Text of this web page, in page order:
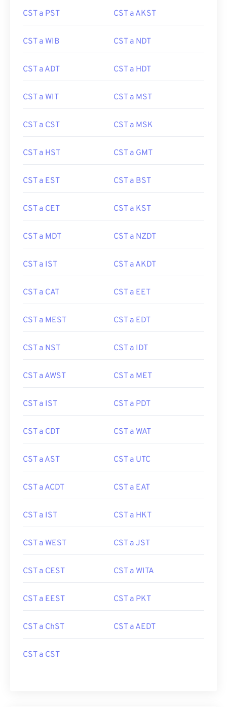
CST a PST CST a AKST
CST a WIB CST a NDT
CST a ADT CST a HDT
CST a WIT CST a MST
CST a CST CST a MSK
CST a HST CST a GMT
CST a EST CST a BST
CST a CET CST a KST
CST a MDT CST a NZDT
CST a IST CST a AKDT
CST a CAT CST a EET
CST a MEST CST a EDT
CST a NST CST a IDT
CST a AWST CST a MET
CST a IST CST a PDT
CST a CDT CST a WAT
CST a AST CST a UTC
CST a ACDT CST a EAT
CST a IST CST a HKT
CST a WEST CST a JST
CST a CEST CST a WITA
CST a EEST CST a PKT
CST a ChST CST a AEDT
CST a CST